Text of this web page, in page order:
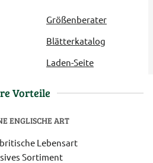
Größenberater
Blätterkatalog
Laden-Seite
Vorteile
ENGLISCHE ART
Lebensart
Sortiment